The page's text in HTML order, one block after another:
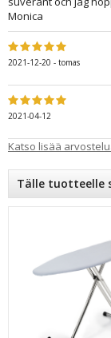
Monica
2021-12-20 - tomas
2021-04-12
Katso lisää
Tälle tuotteelle